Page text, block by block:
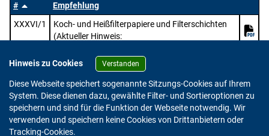
#
Empfehlung
XXXVI/1
Koch- und Heißfilterpapiere und Filterschichten
(Aktueller Hinweis:
-konsultation-pruefung-des-entwurfs-zur-
ueberarbeitung-der-bfr-empfehlungen-zu-papier-
karton-und-pappe-im-lebensmittelkontakt/)
Hinweis zu Cookies Verstanden
Diese Webseite speichert sogenannte Sitzungs-Cookies auf Ihrem
System. Diese dienen dazu, gewählte Filter- und Sortieroptionen zu
speichern und sind für die Funktion der Webseite notwendig. Wir
verwenden und speichern keine Cookies von Drittanbietern oder
Tracking-Cookies.